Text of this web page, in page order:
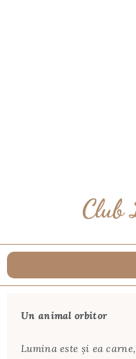
Un animal orbitor
Lumina este şi ea carne,